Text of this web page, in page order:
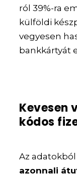
ról 39%-ra
külföldi
vegyesen
bankkártyát
Kevesen
kódos
Az
azonnali